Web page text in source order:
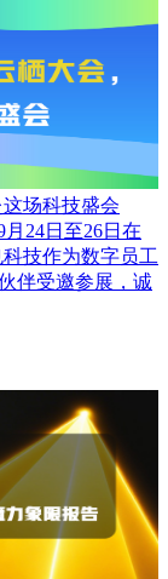
场科技盛会
月24日至26日在
技作为数字员工
伴受邀参展，诚